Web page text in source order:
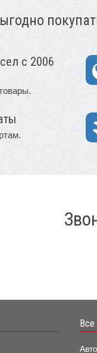
с 2006